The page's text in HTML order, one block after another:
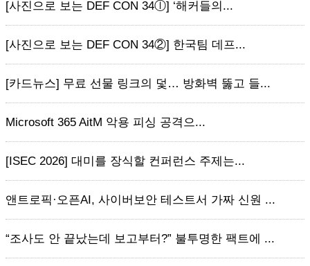
[사진으로 보는 DEF CON 34ⓛ] ‘해커들의...
[사진으로 보는 DEF CON 34②] 한국팀 데프...
[카드뉴스] 무료 선물 링크의 덫… 방화벽 뚫고 들...
Microsoft 365 AitM 악용 피싱 공격으...
[ISEC 2026] 대미를 장식할 컨퍼런스 주제는...
앤트로픽·오픈AI, 사이버보안 테스트서 가짜 신원 ...
“조사도 안 끝났는데 보고부터?” 불투명한 팩트에 ...